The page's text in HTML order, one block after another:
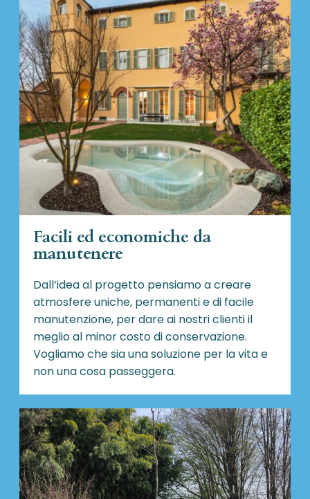
Facili ed economiche da
manutenere
Dall’idea al progetto pensiamo a creare
atmosfere uniche, permanenti e di facile
manutenzione, per dare ai nostri clienti il
meglio al minor costo di conservazione.
Vogliamo che sia una soluzione per la vita e
non una cosa passeggera.